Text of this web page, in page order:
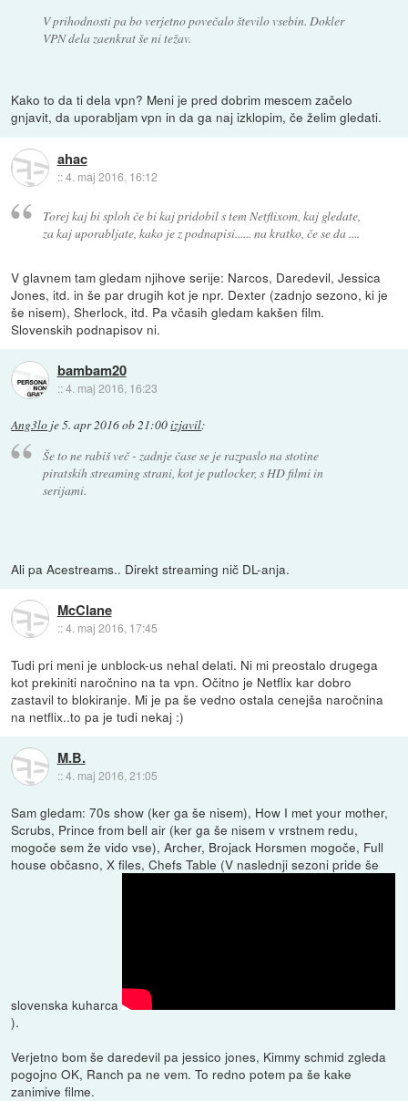
V prihodnosti pa bo verjetno povečalo število vsebin. Dokler
VPN dela zaenkrat še ni težav.
Kako to da ti dela vpn? Meni je pred dobrim mescem začelo
gnjavit, da uporabljam vpn in da ga naj izklopim, če želim gledati.
ahac
::4. maj 2016, 16:12
Torej kaj bi sploh če bi kaj pridobil s tem Netflixom, kaj gledate,
za kaj uporabljate, kako je z podnapisi...... na kratko, če se da ....
V glavnem tam gledam njihove serije: Narcos, Daredevil, Jessica
Jones, itd. in še par drugih kot je npr. Dexter (zadnjo sezono, ki je
še nisem), Sherlock, itd. Pa včasih gledam kakšen film.
Slovenskih podnapisov ni.
bambam20
::4. maj 2016, 16:23
Ang3lo je5. apr 2016 ob 21:00izjavil:
Še to ne rabiš več - zadnje čase se je razpaslo na stotine
piratskih streaming strani, kot je putlocker, s HD filmi in
serijami.
Ali pa Acestreams.. Direkt streaming nič DL-anja.
McClane
::4. maj 2016, 17:45
Tudi pri meni je unblock-us nehal delati. Ni mi preostalo drugega
kot prekiniti naročnino na ta vpn. Očitno je Netflix kar dobro
zastavil to blokiranje. Mi je pa še vedno ostala cenejša naročnina
na netflix..to pa je tudi nekaj :)
M.B.
::4. maj 2016, 21:05
Sam gledam: 70s show (ker ga še nisem), How I met your mother,
Scrubs, Prince from bell air (ker ga še nisem v vrstnem redu,
mogoče sem že vido vse), Archer, Brojack Horsmen mogoče, Full
house občasno, X files, Chefs Table (V naslednji sezoni pride še
slovenska kuharca
).
Verjetno bom še daredevil pa jessico jones, Kimmy schmid zgleda
pogojno OK, Ranch pa ne vem. To redno potem pa še kake
zanimive filme.